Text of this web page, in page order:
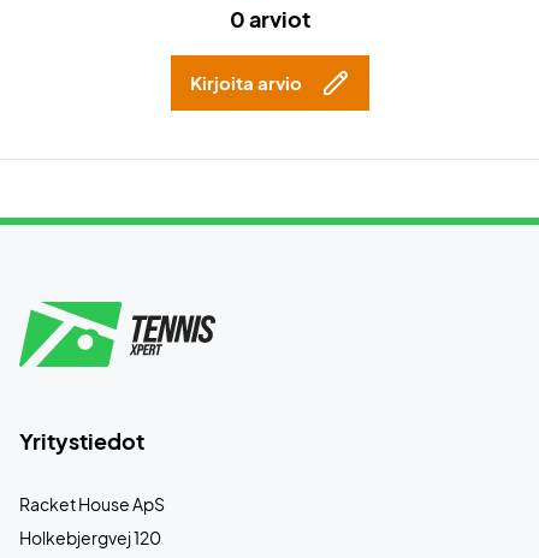
0 arviot
Kirjoita arvio
Yritystiedot
Racket House ApS
Holkebjergvej 120